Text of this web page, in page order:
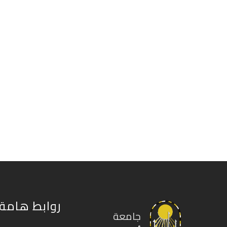
جامعة
روابط هامة